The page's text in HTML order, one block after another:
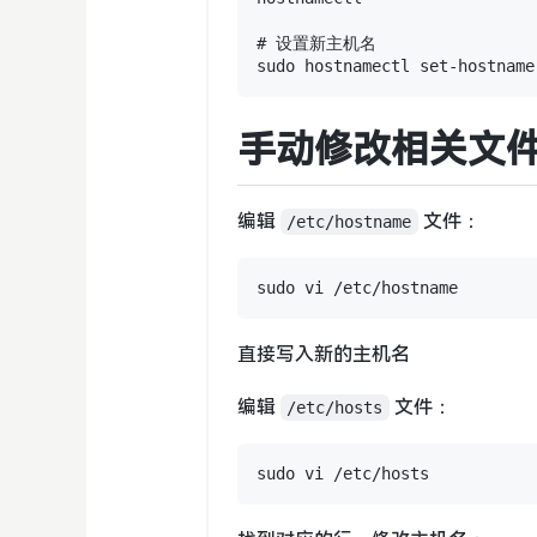
# 设置新主机名
手动修改相关文
编辑 /etc/hostname 文件：
直接写入新的主机名
编辑 /etc/hosts 文件：